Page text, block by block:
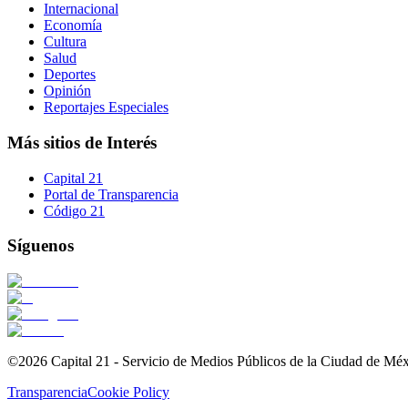
Internacional
Economía
Cultura
Salud
Deportes
Opinión
Reportajes Especiales
Más sitios de Interés
Capital 21
Portal de Transparencia
Código 21
Síguenos
©2026 Capital 21 - Servicio de Medios Públicos de la Ciudad de
TransparenciaCookie Policy